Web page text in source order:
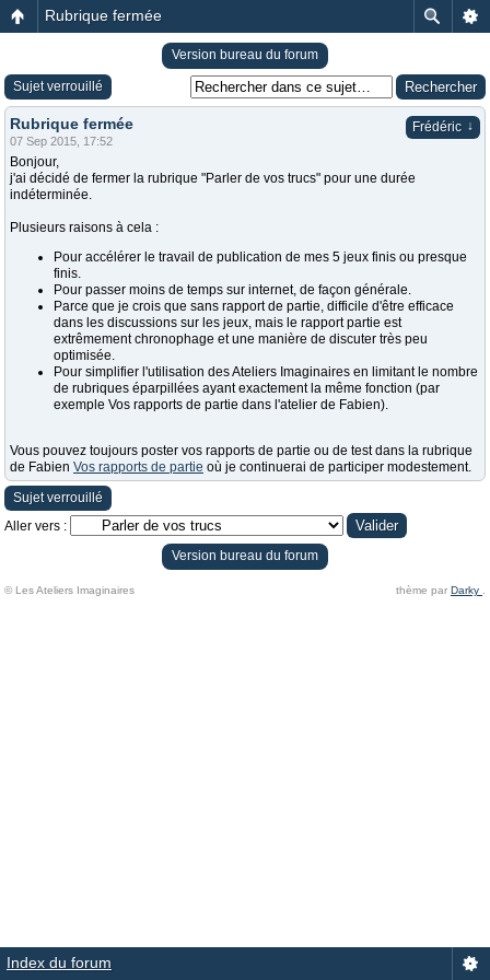
Rubrique fermée
Version bureau du forum
Sujet verrouillé
Frédéric ↓
Rubrique fermée
07 Sep 2015, 17:52
Bonjour,
j'ai décidé de fermer la rubrique "Parler de vos trucs" pour une durée
indéterminée.
Plusieurs raisons à cela :
Pour accélérer le travail de publication de mes 5 jeux finis ou presque
finis.
Pour passer moins de temps sur internet, de façon générale.
Parce que je crois que sans rapport de partie, difficile d'être efficace
dans les discussions sur les jeux, mais le rapport partie est
extrêmement chronophage et une manière de discuter très peu
optimisée.
Pour simplifier l'utilisation des Ateliers Imaginaires en limitant le nombre
de rubriques éparpillées ayant exactement la même fonction (par
exemple Vos rapports de partie dans l'atelier de Fabien).
Vous pouvez toujours poster vos rapports de partie ou de test dans la rubrique
de Fabien Vos rapports de partie où je continuerai de participer modestement.
Sujet verrouillé
Aller vers :
Version bureau du forum
© Les Ateliers Imaginaires thème par Darky
Index du forum